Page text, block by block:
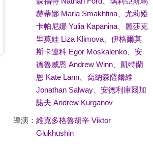
赫蒂娜 Maria Smakhtina、 尤莉婭
卡帕尼娜 Yulia Kapanina、 麗莎克
里莫娃 Liza Klimova、 伊格爾莫
斯卡連科 Egor Moskalenko、 安
德魯威恩 Andrew Winn、 凱特蘭
恩 Kate Lann、 喬納森薩爾維
Jonathan Salway、 安德利庫爾加
諾夫 Andrew Kurganov
導演： 維克多格魯胡辛 Viktor
Glukhushin